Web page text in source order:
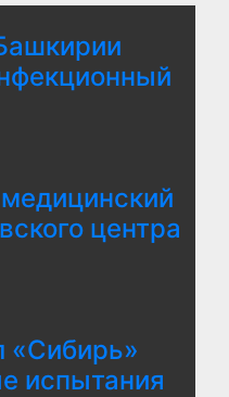
центра
«Сибирь»
испытания